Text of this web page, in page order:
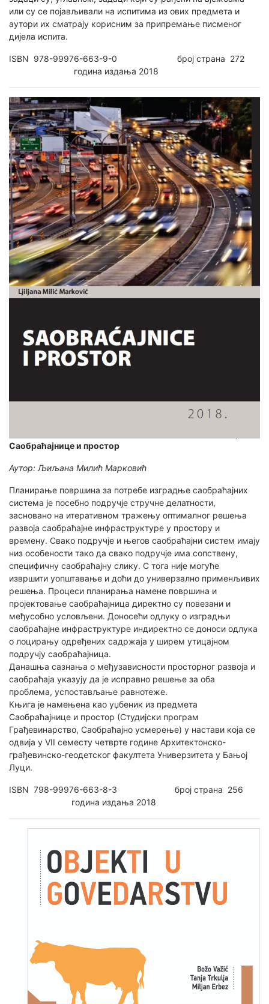
или су се појављивали на испитима из ових предмета и
аутори их сматрају корисним за припремање писменог
дијела испита.
ISBN 978-99976-663-9-0 број страна 272
година издања 2018
Саобраћајнице и простор
Аутор: Љиљана Милић Марковић
Планирање површина за потребе изградње саобраћајних
система је посебно подручје стручне делатности,
засновано на итеративном тражењу оптималног решења
развоја саобраћајне инфраструктуре у простору и
времену. Свако подручје и његов саобраћајни систем имају
низ особености тако да свако подручје има сопствену,
специфичну саобраћајну слику. С тога није могуће
извршити уопштавање и доћи до универзално применљивих
решења. Процеси планирања намене површина и
пројектовање саобраћајница директно су повезани и
међусобно условљени. Доносећи одлуку о изградњи
саобраћајне инфраструктуре индиректно се доноси одлука
о лоцирању одређених садржаја у ширем утицајном
подручју саобраћајница.
Данашња сазнања о међузависности просторног развоја и
саобраћаја указују да је исправно решење за оба
проблема, успостављање равнотеже.
Књига је намењена као уџбеник из предмета
Саобраћајнице и простор (Студијски програм
Грађевинарство, Саобраћајно усмерење) у настави која се
одвија у VII семесту четврте године Архитектонско-
грађевинско-геодетског факултета Универзитета у Бањој
Луци.
ISBN 798-99976-663-8-3 број страна 256
година издања 2018